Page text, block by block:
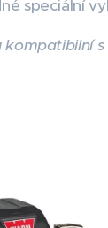
speciální